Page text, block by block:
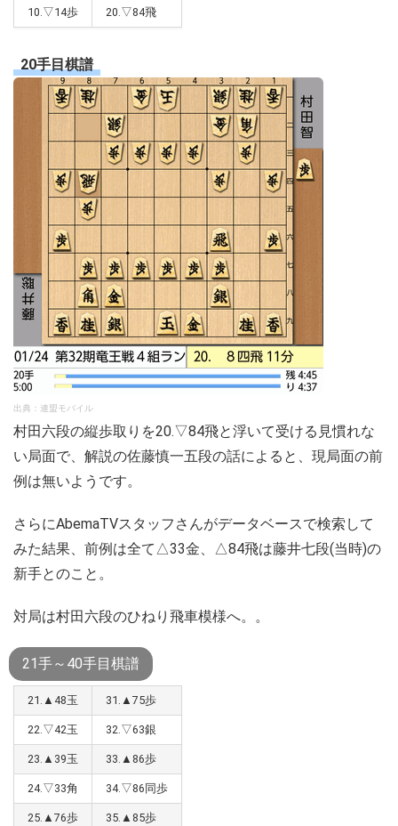
10.▽14歩 20.▽84飛
20手目棋譜
出典：連盟モバイル
村田六段の縦歩取りを20.▽84飛と浮いて受ける見慣れな
い局面で、解説の佐藤慎一五段の話によると、現局面の前
例は無いようです。
さらにAbemaTVスタッフさんがデータベースで検索して
みた結果、前例は全て△33金、△84飛は藤井七段(当時)の
新手とのこと。
対局は村田六段のひねり飛車模様へ。。
21手～40手目棋譜
21.▲48玉 31.▲75歩
22.▽42玉 32.▽63銀
23.▲39玉 33.▲86歩
24.▽33角 34.▽86同歩
25.▲76歩 35.▲85歩